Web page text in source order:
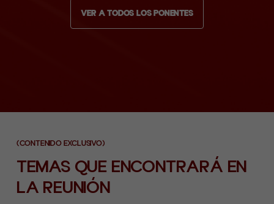
VER A TODOS LOS PONENTES
(CONTENIDO EXCLUSIVO)
TEMAS QUE ENCONTRARÁ EN
LA REUNIÓN